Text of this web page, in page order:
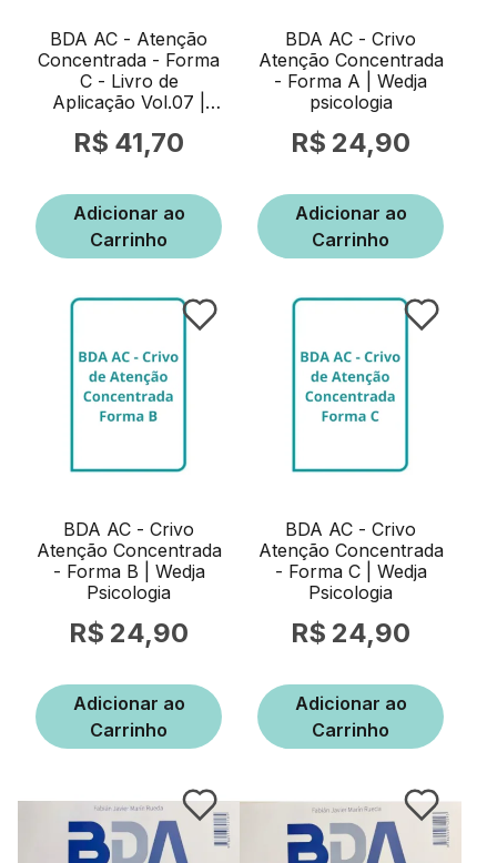
BDA AC - Atenção
Concentrada - Forma
C - Livro de
Aplicação Vol.07 |
41,70
Adicionar ao
Carrinho
BDA AC - Crivo
Atenção Concentrada
- Forma A | Wedja
psicologia
24,90
Adicionar ao
Carrinho
BDA AC - Crivo
Atenção Concentrada
- Forma B | Wedja
Psicologia
24,90
Adicionar ao
Carrinho
BDA AC - Crivo
Atenção Concentrada
- Forma C | Wedja
Psicologia
24,90
Adicionar ao
Carrinho